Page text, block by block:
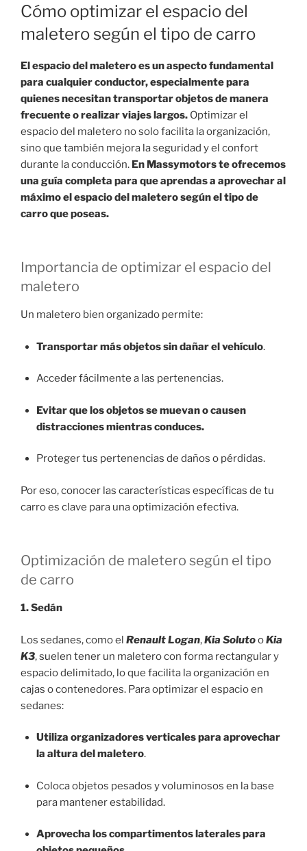
Cómo optimizar el espacio del
maletero según el tipo de carro
El espacio del maletero es un aspecto fundamental
para cualquier conductor, especialmente para
quienes necesitan transportar objetos de manera
frecuente o realizar viajes largos. Optimizar el
espacio del maletero no solo facilita la organización,
sino que también mejora la seguridad y el confort
durante la conducción. En Massymotors te ofrecemos
una guía completa para que aprendas a aprovechar al
máximo el espacio del maletero según el tipo de
carro que poseas.
Importancia de optimizar el espacio del
maletero
Un maletero bien organizado permite:
Transportar más objetos sin dañar el vehículo.
Acceder fácilmente a las pertenencias.
Evitar que los objetos se muevan o causen
distracciones mientras conduces.
Proteger tus pertenencias de daños o pérdidas.
Por eso, conocer las características específicas de tu
carro es clave para una optimización efectiva.
Optimización de maletero según el tipo
de carro
1. Sedán
Los sedanes, como el Renault Logan,Kia SolutooKia
K3, suelen tener un maletero con forma rectangular y
espacio delimitado, lo que facilita la organización en
cajas o contenedores. Para optimizar el espacio en
sedanes:
Utiliza organizadores verticales para aprovechar
la altura del maletero.
Coloca objetos pesados y voluminosos en la base
para mantener estabilidad.
Aprovecha los compartimentos laterales para